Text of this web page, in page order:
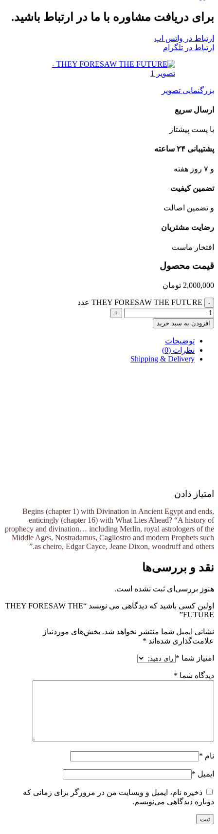
برای دریافت مشاوره با ما در ارتباط باشید.
ارتباط در واتس اپ
ارتباط در تلگرام
بزرگنمایی تصویر
ارسال سریع
با پست پیشتاز
پشتیبانی ۲۴ ساعته
و ۷ روز هفته
تضمین کیفیت
و تضمین اصالت
رضایت مشتریان
افتخار ماست
قیمت محصول
2,000,000 تومان
- THEY FORESAW THE FUTURE عدد
+
افزودن به سبد خرید
توضیحات
نظرات (0)
Shipping & Delivery
امتیاز دادن
Begins (chapter 1) with Divination in Ancient Egypt and ends,
enticingly (chapter 16) with What Lies Ahead? “A history of
prophecy and divination… including Merlin, royal astrologers of the
Middle Ages, Nostradamus, Cagliostro and modern Prophets such
as cheiro, Edgar Cayce, Jeane Dixon, woodruff and others.”
نقد و بررسی‌ها
هنوز بررسی‌ای ثبت نشده است.
اولین کسی باشید که دیدگاهی می نویسد “THEY FORESAW THE
FUTURE”
نشانی ایمیل شما منتشر نخواهد شد. بخش‌های موردنیاز
علامت‌گذاری شده‌اند *
امتیاز شما *
دیدگاه شما *
نام *
ایمیل *
ذخیره نام، ایمیل و وبسایت من در مرورگر برای زمانی که
دوباره دیدگاهی می‌نویسم.